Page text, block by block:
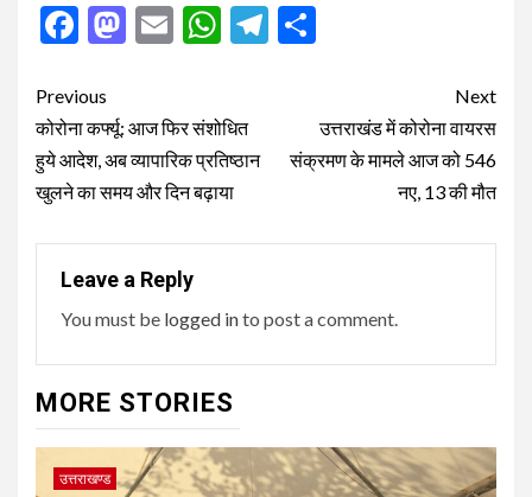
Facebook
Mastodon
EmailWhatsApp
Telegram
Post
navigation
Previous
कोरोना कर्फ्यू: आज फिर संशोधित
हुये आदेश, अब व्यापारिक प्रतिष्ठान
खुलने का समय और दिन बढ़ाया
Next
उत्तराखंड में कोरोना वायरस
संक्रमण के मामले आज को 546
नए, 13 की मौत
Leave a Reply
You must be logged into post a comment.
MORE STORIES
उत्तराखण्ड